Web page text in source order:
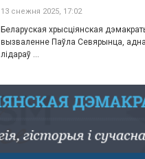
13 снежня 2025, 17:02
Беларуская хрысціянская
вызваленне Паўла Севярынца,
лідараў ...